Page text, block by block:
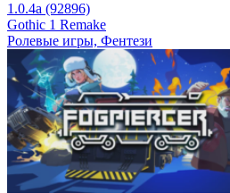
1.0.4a (92896)
Gothic 1 Remake
Ролевые игры, Фентези